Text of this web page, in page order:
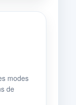
modes
de